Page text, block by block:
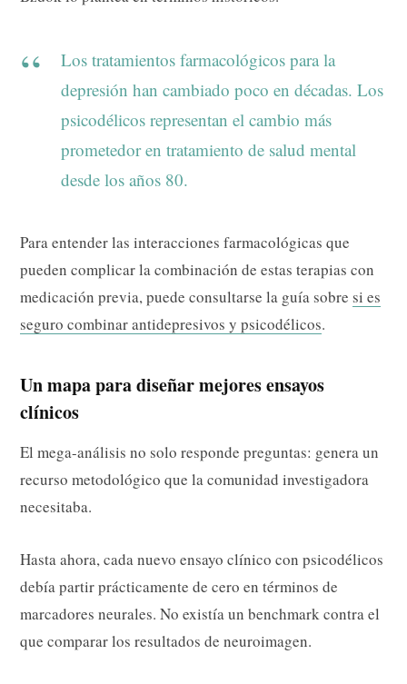
Los tratamientos farmacológicos para la
depresión han cambiado poco en décadas. Los
psicodélicos representan el cambio más
prometedor en tratamiento de salud mental
desde los años 80.
Para entender las interacciones farmacológicas que
pueden complicar la combinación de estas terapias con
medicación previa, puede consultarse la guía sobre si es
seguro combinar antidepresivos y psicodélicos.
Un mapa para diseñar mejores ensayos
clínicos
El mega-análisis no solo responde preguntas: genera un
recurso metodológico que la comunidad investigadora
necesitaba.
Hasta ahora, cada nuevo ensayo clínico con psicodélicos
debía partir prácticamente de cero en términos de
marcadores neurales. No existía un benchmark contra el
que comparar los resultados de neuroimagen.